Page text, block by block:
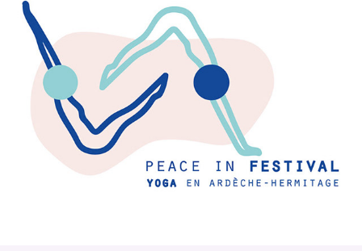
PEACE IN festival